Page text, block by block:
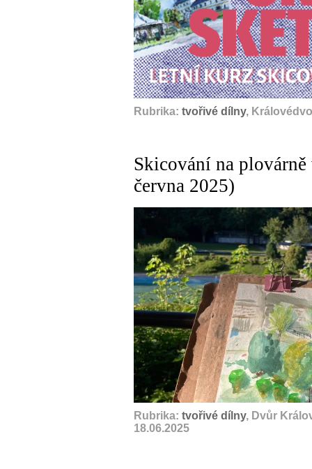
Rubrika: tvořivé dílny,
Skicování na
června 2025)
Rubrika: tvořivé dílny, Dvůr
18.06.2025